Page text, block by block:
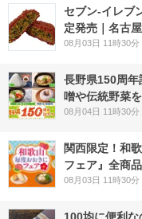
セブン-イレブ
定発売｜名古
08月03日 11時30分
長野県150周
噌や伝統野菜
08月04日 11時30分
関西限定！和
フェア』全商
08月03日 11時30分